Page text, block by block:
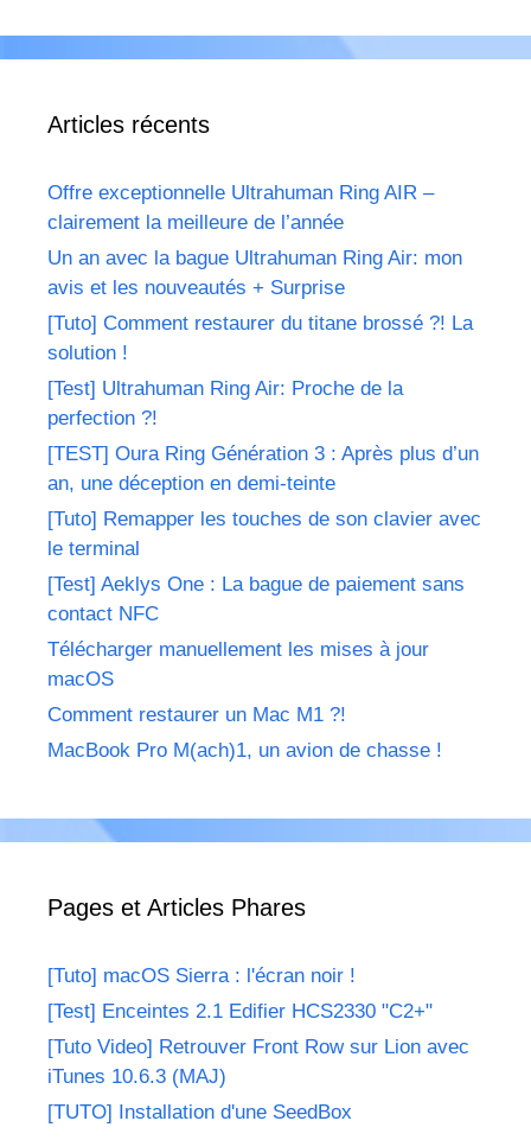
Articles récents
Offre exceptionnelle Ultrahuman Ring AIR –
clairement la meilleure de l’année
Un an avec la bague Ultrahuman Ring Air: mon
avis et les nouveautés + Surprise
[Tuto] Comment restaurer du titane brossé ?! La
solution !
[Test] Ultrahuman Ring Air: Proche de la
perfection ?!
[TEST] Oura Ring Génération 3 : Après plus d’un
an, une déception en demi-teinte
[Tuto] Remapper les touches de son clavier avec
le terminal
[Test] Aeklys One : La bague de paiement sans
contact NFC
Télécharger manuellement les mises à jour
macOS
Comment restaurer un Mac M1 ?!
MacBook Pro M(ach)1, un avion de chasse !
Pages et Articles Phares
[Tuto] macOS Sierra : l'écran noir !
[Test] Enceintes 2.1 Edifier HCS2330 "C2+"
[Tuto Video] Retrouver Front Row sur Lion avec
iTunes 10.6.3 (MAJ)
[TUTO] Installation d'une SeedBox